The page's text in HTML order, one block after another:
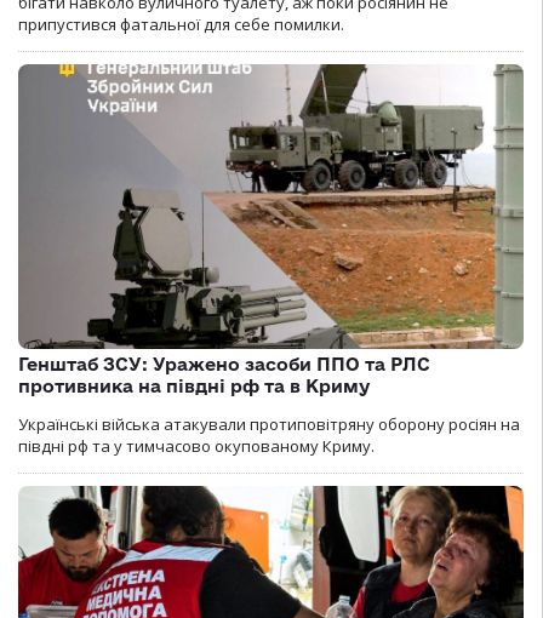
припустився фатальної для себе помилки.
Генштаб ЗСУ: Уражено засоби ППО та РЛС
противника на півдні рф та в Криму
Українські війська атакували протиповітряну оборону росіян на
півдні рф та у тимчасово окупованому Криму.